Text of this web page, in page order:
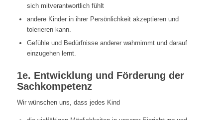
sich mitverantwortlich fühlt
andere Kinder in ihrer Persönlichkeit akzeptieren und
tolerieren kann.
Gefühle und Bedürfnisse anderer wahrnimmt und darauf
einzugehen lernt.
1e. Entwicklung und Förderung der
Sachkompetenz
Wir wünschen uns, dass jedes Kind